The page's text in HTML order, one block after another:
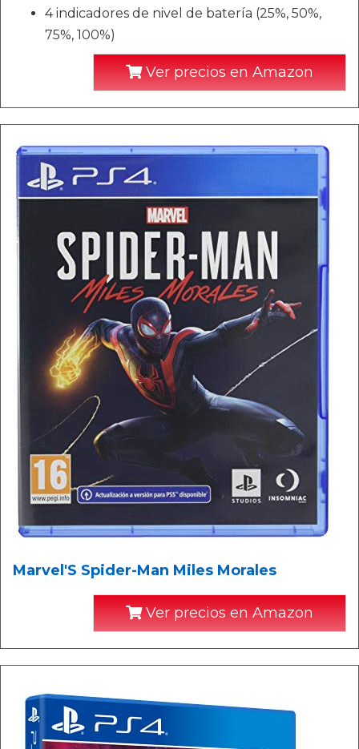
4 indicadores de nivel de batería (25%, 50%,
75%, 100%)
Ver precios en Amazon
Marvel'S Spider-Man Miles Morales
Ver precios en Amazon